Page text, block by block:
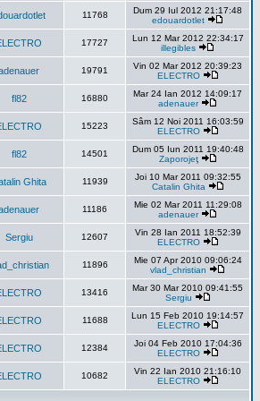
11768
Dum 29 Iul 2012 21:17:48
edouardotlet
17727
Lun 12 Mar 2012 22:34:17
illegibles
19791
Vin 02 Mar 2012 20:39:23
ELECTRO
fl82 16880
Mar 24 Ian 2012 14:09:17
adenauer
15223
Sâm 12 Noi 2011 16:03:59
ELECTRO
fl82 14501
Dum 05 Iun 2011 19:40:48
Zaporojeţ
Ghita 11939
Joi 10 Mar 2011 09:32:55
Catalin Ghita
11186
Mie 02 Mar 2011 11:29:08
adenauer
Sergiu 12607
Vin 28 Ian 2011 18:52:39
ELECTRO
11896
Mie 07 Apr 2010 09:06:24
vlad_christian
13416
Mar 30 Mar 2010 09:41:55
Sergiu
11688
Lun 15 Feb 2010 19:14:57
ELECTRO
12384
Joi 04 Feb 2010 17:04:36
ELECTRO
10682
Vin 22 Ian 2010 21:16:10
ELECTRO